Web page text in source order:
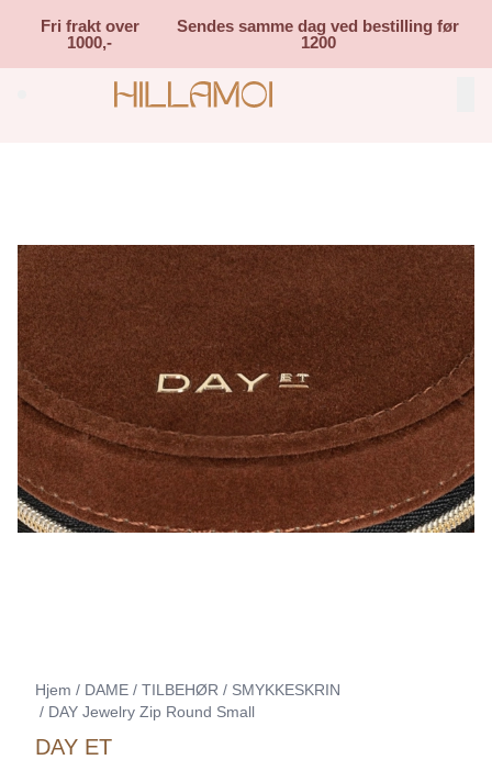
Fri frakt over
1000,-
Sendes samme dag ved bestilling før
1200
Search (⌘K)
Hjem / DAME / TILBEHØR / SMYKKESKRIN
/ DAY Jewelry Zip Round Small
DAY ET